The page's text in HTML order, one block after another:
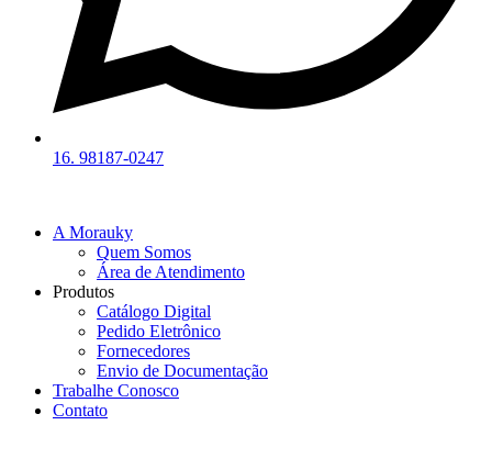
16. 98187-0247
A Morauky
Quem Somos
Área de Atendimento
Produtos
Catálogo Digital
Pedido Eletrônico
Fornecedores
Envio de Documentação
Trabalhe Conosco
Contato